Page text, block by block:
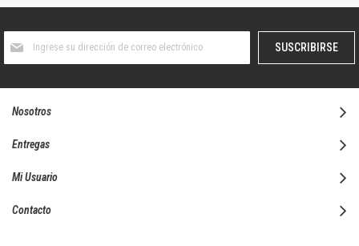
boletín
SUSCRIBIRSE
Nosotros
Entregas
Mi Usuario
Contacto